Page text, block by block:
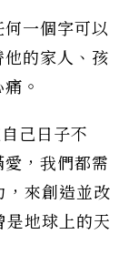
一個字可以
的家人、孩
。
己日子不
，我們都需
來創造並改
地球上的天